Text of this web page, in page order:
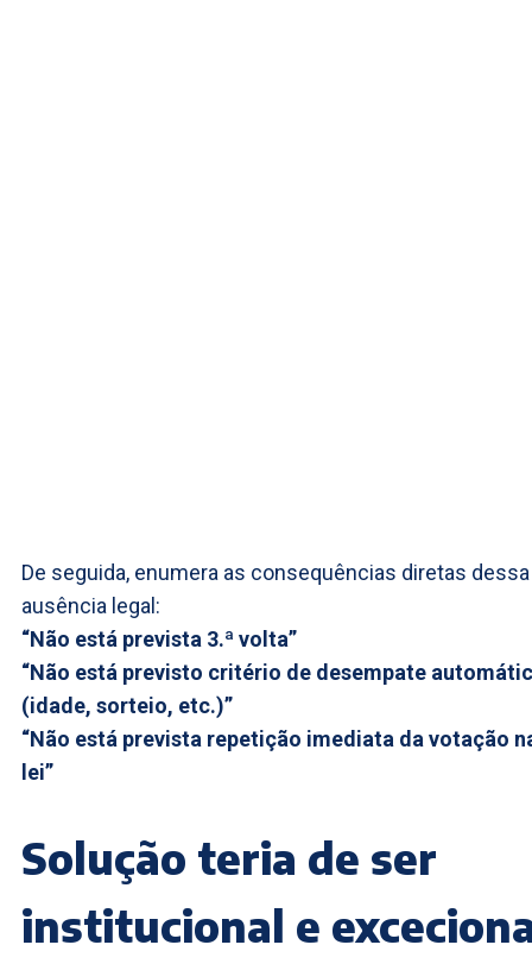
De seguida, enumera as consequências diretas dessa
ausência legal:
“Não está prevista 3.ª volta”
“Não está previsto critério de desempate
(idade, sorteio, etc.)”
“Não está prevista repetição imediata da votação
lei”
Solução teria de ser
institucional e